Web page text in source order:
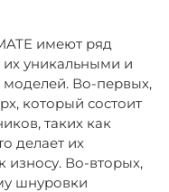
имеют ряд
уникальными и
моделей. Во-первых,
который состоит
таких как
делает их
Во-вторых,
шнуровки